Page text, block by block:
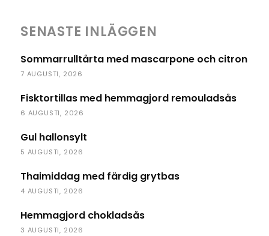
SENASTE INLÄGGEN
Sommarrulltårta med mascarpone och citron
7 AUGUSTI, 2026
Fisktortillas med hemmagjord remouladsås
6 AUGUSTI, 2026
Gul hallonsylt
5 AUGUSTI, 2026
Thaimiddag med färdig grytbas
4 AUGUSTI, 2026
Hemmagjord chokladsås
3 AUGUSTI, 2026